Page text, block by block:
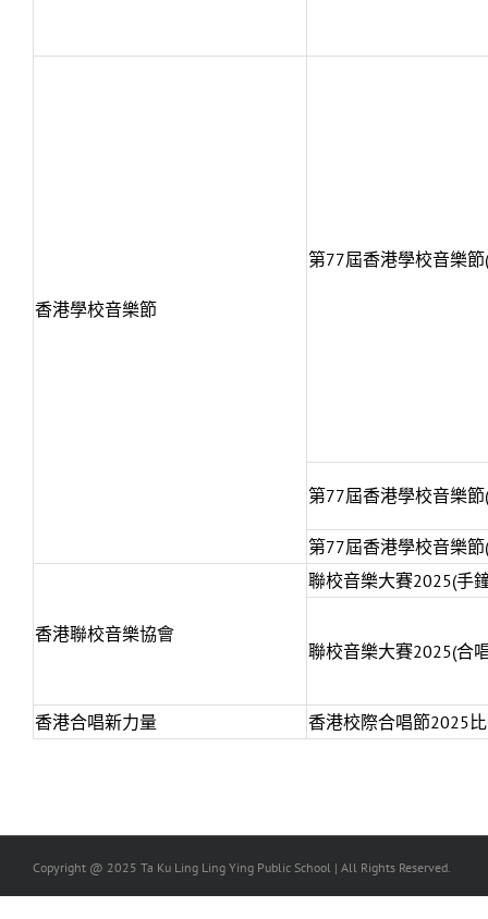
香港學校音樂節
第77屆香港學校音樂節
第77屆香港學校音樂
第77屆香港學校音樂節
香港聯校音樂協會
聯校音樂大賽2025(手
聯校音樂大賽2025(合
香港合唱新力量 香港校際合唱節2025
Copyright @ 2025 Ta Ku Ling Ling Ying Public School | All Rights Reserved.